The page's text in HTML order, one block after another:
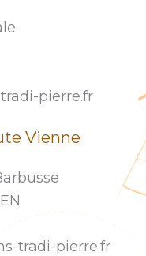
pierre.fr
Vienne
tradi-pierre.fr